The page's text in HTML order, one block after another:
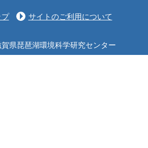
サイトのご利用について
県琵琶湖環境科学研究センター